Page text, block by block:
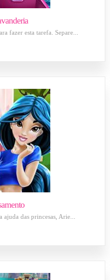
fazer esta tarefa. Separe...
ajuda das princesas, Arie...